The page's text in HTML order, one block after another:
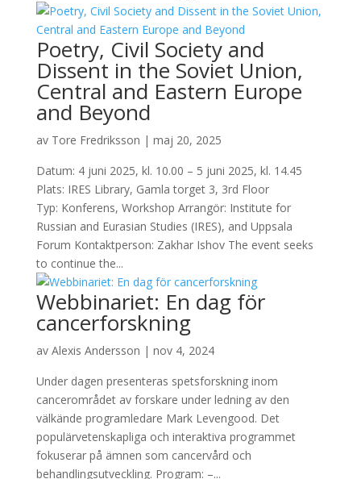
Poetry, Civil Society and
Dissent in the Soviet Union,
Central and Eastern Europe
and Beyond
av Tore Fredriksson | maj 20, 2025
Datum: 4 juni 2025, kl. 10.00 – 5 juni 2025, kl. 14.45
Plats: IRES Library, Gamla torget 3, 3rd Floor
Typ: Konferens, Workshop Arrangör: Institute for
Russian and Eurasian Studies (IRES), and Uppsala
Forum Kontaktperson: Zakhar Ishov The event seeks
to continue the...
Webbinariet: En dag för
cancerforskning
av Alexis Andersson | nov 4, 2024
Under dagen presenteras spetsforskning inom
cancerområdet av forskare under ledning av den
välkände programledare Mark Levengood. Det
populärvetenskapliga och interaktiva programmet
fokuserar på ämnen som cancervård och
behandlingsutveckling. Program: –...